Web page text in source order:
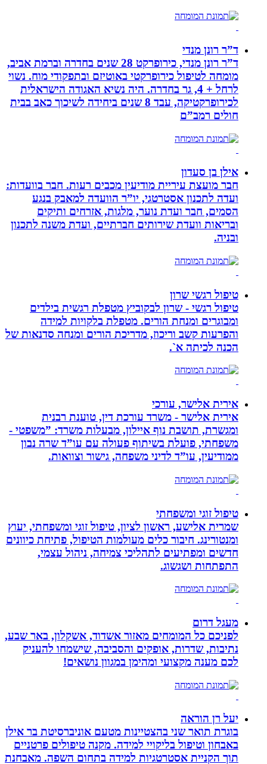
ד”ר רונן מנדי
ד”ר רונן מנדי, כירופרקט 28 שנים בחדרה וברמת אביב,
מומחה לטיפול כירופרקטי באוטיזם ובתפקודי מוח. נשוי
לרחל + 4, גר בחדרה. היה נשיא האגודה הישראלית
לכירופרקטיקה, עבד 8 שנים ביחידה לשיכוך כאב בבית
חולים רמב”ם
אילן בן סעדון
חבר מועצת עיריית מודיעין מכבים רעות. חבר בוועדות:
ועדה לתכנון אסטרטגי, יו”ר הוועדה למאבק בנגע
הסמים, חבר ועדת נוער, מלגות, אזרחים ותיקים
ובריאות וועדת שירותים חברתיים, ועדת משנה לתכנון
טיפול רגשי שרון
טיפול רגשי - שרון לבקוביץ מטפלת רגשית בילדים
ומבוגרים ומנחת הורים. מטפלת בלקויות למידה
והפרעות קשב וריכוז, מדריכת הורים ומנחה סדנאות של
הכנה לכיתה א`.
אירית אלישר, עורכי
אירית אלישר - משרד עורכת דין, טוענת רבנית
ומגשרת, תושבת נוף איילון, מבעלות משרד: ”משפטי -
משפחתי, פועלת בשיתוף פעולה עם עו”ד שרה נבון
ממודיעין, עו”ד לדיני משפחה, גישור וצוואות.
טיפול זוגי ומשפחתי
שמרית אלישע, ראשון לציון, טיפול זוגי ומשפחתי, יעוץ
ומנטורינג. חיבור כלים מעולמות הטיפול, פתיחת כיוונים
חדשים ומפתיעים לתהליכי צמיחה, ניהול עצמי,
התפתחות ושגשוג.
מעגל דרום
לפניכם כל המומחים מאזור אשדוד, אשקלון, באר שבע,
נתיבות, שדרות, אופקים והסביבה, שישמחו להעניק
לכם מענה מקצועי ומהימן במגוון נושאים!
יעל רן הוראה
בוגרת תואר שני בהצטיינות מטעם אוניברסיטת בר אילן
באבחון וטיפול בליקויי למידה. מקנה טיפולים פרטניים
תוך הקניית אסטרטגיות למידה בתחום השפה. מאבחנת